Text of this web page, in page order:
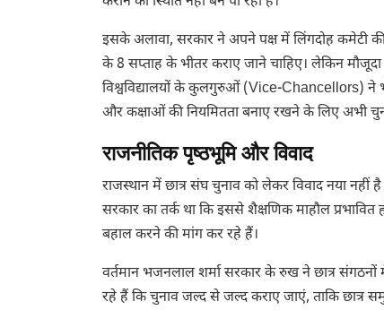
इसके अलावा, सरकार ने अपने पक्ष में लिंगदोह कमेटी
के 8 सप्ताह के भीतर कराए जाने चाहिए। लेकिन
विश्वविद्यालयों के कुलगुरुओं (Vice-Chancellors) ने
और कक्षाओं की नियमितता बनाए रखने के लिए अभी
राजनीतिक पृष्ठभूमि और विवाद
राजस्थान में छात्र संघ चुनाव को लेकर विवाद नया
सरकार का तर्क था कि इससे शैक्षणिक माहौल
बहाल करने की मांग कर रहे हैं।
वर्तमान भजनलाल शर्मा सरकार के रुख ने छात्र
रहे हैं कि चुनाव जल्द से जल्द कराए जाएं, ताकि छात्र